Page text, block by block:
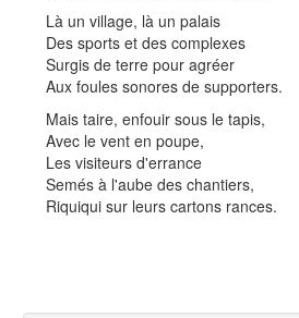
Là un village, là un palais
Des sports et des complexes
Surgis de terre pour agréer
Aux foules sonores de supporters.
Mais taire, enfouir sous le tapis,
Avec le vent en poupe,
Les visiteurs d'errance
Semés à l'aube des chantiers,
Riquiqui sur leurs cartons rances.